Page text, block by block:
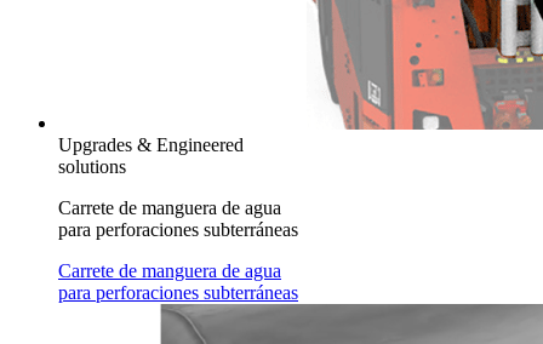
Upgrades & Engineered
solutions
Carrete de manguera de agua
para perforaciones subterráneas
Carrete de manguera de agua
para perforaciones subterráneas